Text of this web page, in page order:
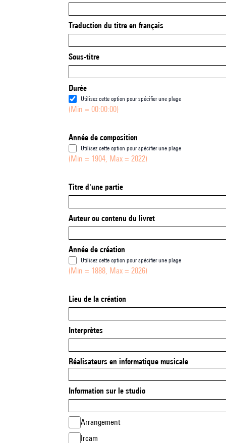
Traduction du titre en français
Sous-titre
Durée
Utilisez cette option pour spécifier une plage
(Min = 00:00:00)
Année de composition
Utilisez cette option pour spécifier une plage
(Min = 1904, Max = 2022)
Titre d'une partie
Auteur ou contenu du livret
Année de création
Utilisez cette option pour spécifier une plage
(Min = 1888, Max = 2026)
Lieu de la création
Interprètes
Réalisateurs en informatique musicale
Information sur le studio
Arrangement
Ircam